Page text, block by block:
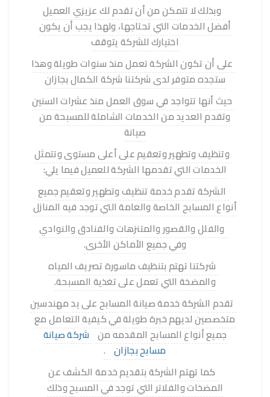
وبذلك لا تتمكن من أن تقدم لك عزيزي العميل
أفضل الخدمات التي تحتاجها، ولهذا يجب أن يكون
اختيارك للشركة يتوقف
على أن تكون الشركة تعمل منذ سنوات طويلة وهذا
ستجده متوفر لدى شركتنا شركة الكمال بجازان
حيث أنها تتواجد في سوق العمل منذ عشرات السنين
وتقدم العديد من الخدمات الشاملة للمسبحة من
صيانة
وتنظيف وتطهير وتعقيم على أعلى مستوى وتتمثل
الخدمات التي تقدمها الشركة للعميل فيما يلي:
الشركة تقدم خدمة تنظيف وتطهير وتعقيم جميع
أنواع المسابح الخاصة والعامة التي توجد فيه المنازل
والفلل والقصور والمتنزهات والفنادق والنوادي
وفي جميع الأماكن الأخرى.
شركتنا تهتم بتنظيف ماسورة تصريف المياه
والمضخة التي تعمل على تغذية المسبحة.
تقدم الشركة خدمة صيانة المسابح على يد مهندسين
متخصصين لديهم خبرة طويلة في كيفية التعامل مع
جميع أنواع المسابح المقدمه من شركة صيانة
مسابح بجازان .
كما تهتم الشركة بتقديم خدمة الكشف عن
المضخات والفلاتر التي توجد في المسبح وذلك